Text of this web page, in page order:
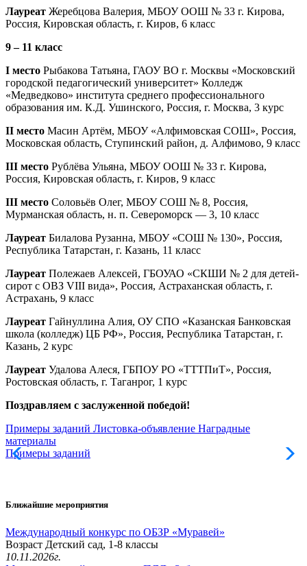
Лауреат Жеребцова Валерия, МБОУ ООШ № 33 г. Кирова,
Россия, Кировская область, г. Киров, 6 класс
9 – 11 класс
I место Рыбакова Татьяна, ГАОУ ВО г. Москвы «Московский
городской педагогический университет» Колледж
«Медведково» института среднего профессионального
образования им. К.Д. Ушинского, Россия, г. Москва, 3 курс
II место Масин Артём, МБОУ «Алфимовская СОШ», Россия,
Московская область, Ступинский район, д. Алфимово, 9 класс
III место Рублёва Ульяна, МБОУ ООШ № 33 г. Кирова,
Россия, Кировская область, г. Киров, 9 класс
III место Соловьёв Олег, МБОУ СОШ № 8, Россия,
Мурманская область, н. п. Североморск — 3, 10 класс
Лауреат Билалова Рузанна, МБОУ «СОШ № 130», Россия,
Республика Татарстан, г. Казань, 11 класс
Лауреат Полежаев Алексей, ГБОУАО «СКШИ № 2 для детей-
сирот с ОВЗ VIII вида», Россия, Астраханская область, г.
Астрахань, 9 класс
Лауреат Гайнуллина Алия, ОУ СПО «Казанская Банковская
школа (колледж) ЦБ РФ», Россия, Республика Татарстан, г.
Казань, 2 курс
Лауреат Удалова Алеся, ГБПОУ РО «ТТТПиТ», Россия,
Ростовская область, г. Таганрог, 1 курс
Поздравляем с заслуженной победой!
Примеры заданий Листовка-объявление Наградные
материалы
Примеры заданий
Ближайшие мероприятия
Международный конкурс по ОБЗР «Муравей»
Возраст Детский сад, 1-8 классы
10.11.2026г.